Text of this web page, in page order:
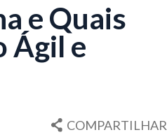
e Quais
Ágil e
COMPARTILHAR